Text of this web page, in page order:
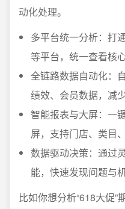
动化处理。
多平台统一分析：打
等平台，统一查看核
全链路数据自动化：
绩效、会员数据，减
智能报表与大屏：一
屏，支持门店、类目
数据驱动决策：通过
能，快速发现问题与
比如你想分析“618大促